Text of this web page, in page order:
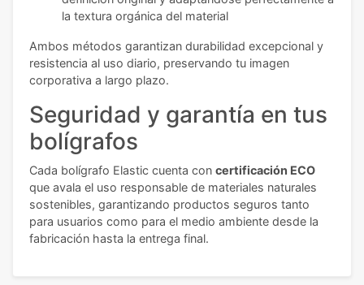
la textura orgánica del material
Ambos métodos garantizan durabilidad excepcional y
resistencia al uso diario, preservando tu imagen
corporativa a largo plazo.
Seguridad y garantía en tus
bolígrafos
Cada bolígrafo Elastic cuenta con certificación ECO
que avala el uso responsable de materiales naturales
sostenibles, garantizando productos seguros tanto
para usuarios como para el medio ambiente desde la
fabricación hasta la entrega final.